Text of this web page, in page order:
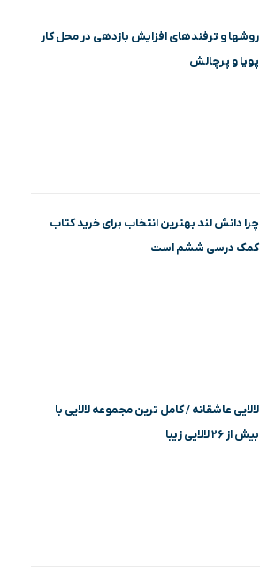
روشها و ترفندهای افزایش بازدهی در محل کار
پویا و پرچالش
چرا دانش لند بهترین انتخاب برای خرید کتاب
کمک درسی ششم است
لالایی عاشقانه / کامل ترین مجموعه لالایی با
بیش از ۲۶ لالایی زیبا